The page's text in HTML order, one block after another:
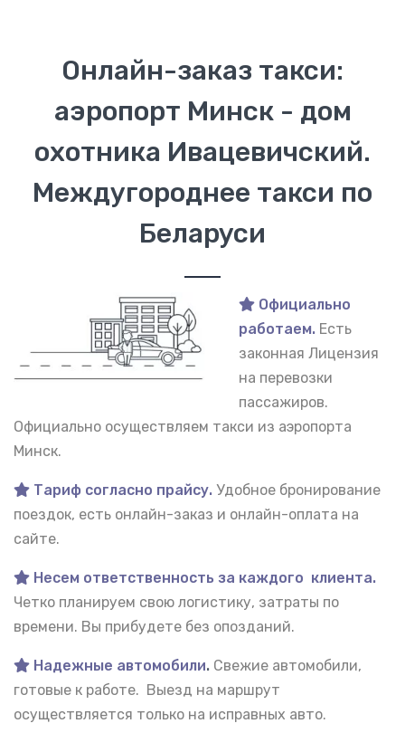
Онлайн-заказ такси:
аэропорт Минск - дом
охотника Ивацевичский.
Междугороднее такси по
Беларуси
Официально
работаем. Есть
законная Лицензия
на перевозки
пассажиров.
Официально осуществляем такси из аэропорта
Минск.
Тариф согласно прайсу. Удобное бронирование
поездок, есть онлайн-заказ и онлайн-оплата на
сайте.
Несем ответственность за каждого клиента.
Четко планируем свою логистику, затраты по
времени. Вы прибудете без опозданий.
Надежные автомобили. Свежие автомобили,
готовые к работе. Выезд на маршрут
осуществляется только на исправных авто.